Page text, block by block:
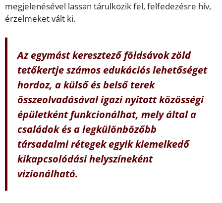
megjelenésével lassan tárulkozik fel, felfedezésre hív,
érzelmeket vált ki.
Az egymást keresztező földsávok zöld
tetőkertje számos edukációs lehetőséget
hordoz, a külső és belső terek
összeolvadásával igazi nyitott közösségi
épületként funkcionálhat, mely által a
családok és a legkülönbözőbb
társadalmi rétegek egyik kiemelkedő
kikapcsolódási helyszíneként
vizionálható.